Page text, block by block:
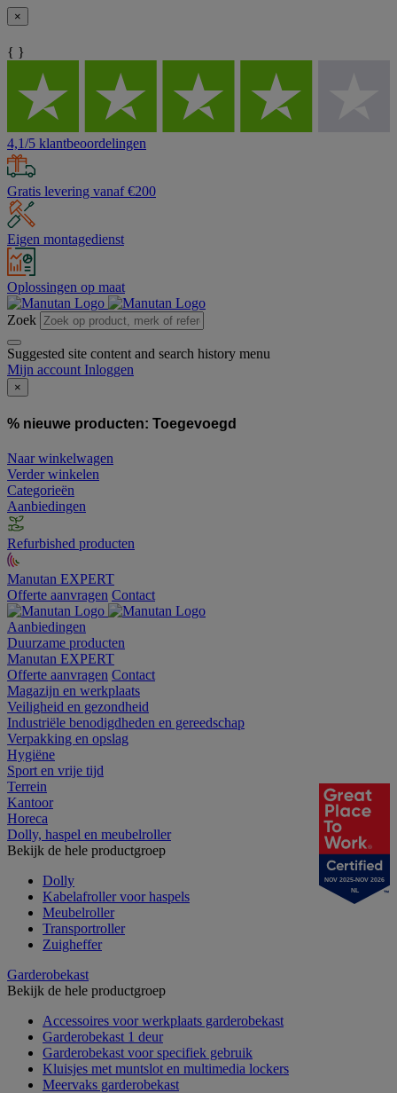
×
{ }
4,1/5 klantbeoordelingen
Gratis levering vanaf €200
Eigen montagedienst
Oplossingen op maat
Zoek
Suggested site content and search history menu
Mijn account Inloggen
×
% nieuwe producten: Toegevoegd
Naar winkelwagen
Verder winkelen
Categorieën
Aanbiedingen
Refurbished producten
Manutan EXPERT
Offerte aanvragen Contact
Aanbiedingen
Duurzame producten
Manutan EXPERT
Offerte aanvragen Contact
Magazijn en werkplaats
Veiligheid en gezondheid
Industriële benodigdheden en gereedschap
Verpakking en opslag
Hygiëne
Sport en vrije tijd
Terrein
Kantoor
Horeca
Dolly, haspel en meubelroller
Bekijk de hele productgroep
Dolly
Kabelafroller voor haspels
Meubelroller
Transportroller
Zuigheffer
Garderobekast
Bekijk de hele productgroep
Accessoires voor werkplaats garderobekast
Garderobekast 1 deur
Garderobekast voor specifiek gebruik
Kluisjes met muntslot en multimedia lockers
Meervaks garderobekast
NOV 2025-NOV 2026
NL